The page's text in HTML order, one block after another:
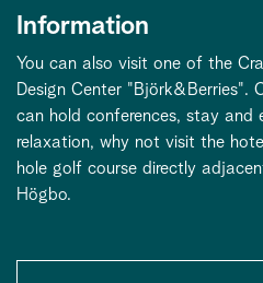
Information
You can also visit one of the
Design Center "Björk&Berries".
can hold conferences, stay and
relaxation, why not visit the
hole golf course directly
Högbo.